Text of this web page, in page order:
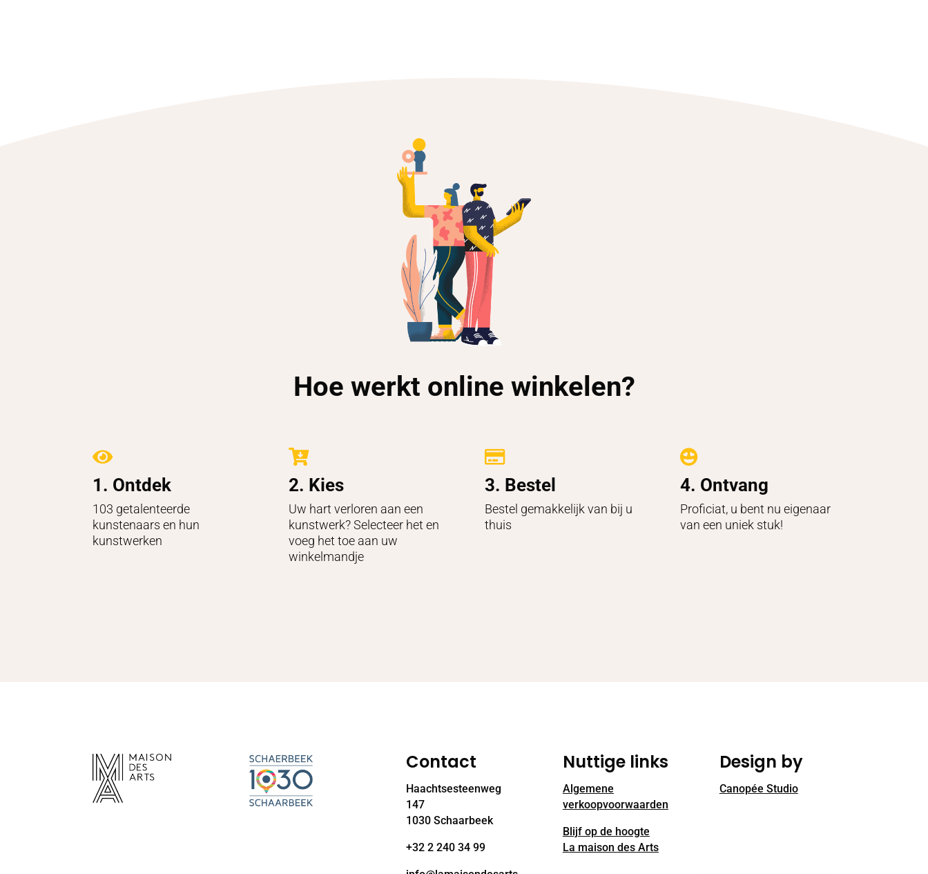
Hoe werkt online winkelen?

1. Ontdek
103 getalenteerde
kunstenaars en hun
kunstwerken

2. Kies
Uw hart verloren aan een
kunstwerk? Selecteer het en
voeg het toe aan uw
winkelmandje

3. Bestel
Bestel gemakkelijk van bij u
thuis

4. Ontvang
Proficiat, u bent nu eigenaar
van een uniek stuk!
Contact
Haachtsesteenweg
147
1030 Schaarbeek
+32 2 240 34 99
Nuttige links
Algemene
verkoopvoorwaarden
Blijf op de hoogte
La maison des Arts
Design by
Canopée Studio